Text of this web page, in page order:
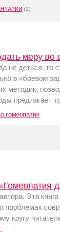
(2)
меру во
не деться,
в «боевом
методик,
предлагает
гомеопатии
Эта
проблемах
кругу